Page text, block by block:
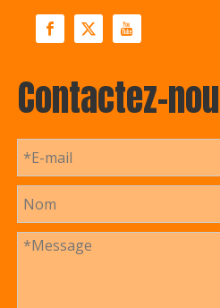
Contactez-